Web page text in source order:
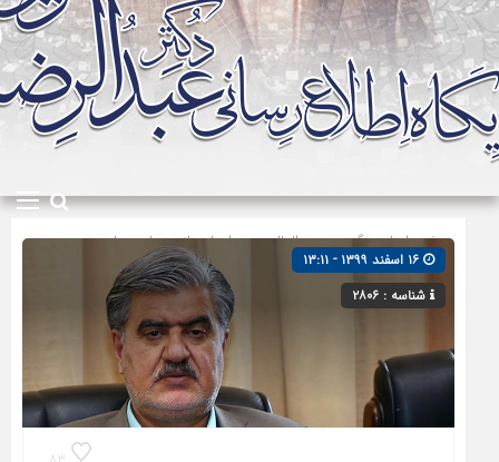
صفحه اصلی» گروه »بین المللی»دیدارها و بازدیدها»مجلس
شورای اسلامی
شناسه : ۲۸۰۶